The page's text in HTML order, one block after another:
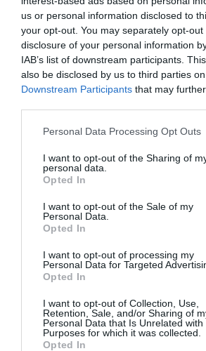
us or personal information disclosed to
your opt-out. You may separately opt-
disclosure of your personal information
IAB’s list of downstream participants.
also be disclosed by us to third parties
Downstream Participants that may
Personal Data Processing Opt Outs
I want to opt-out of the Sharing of
personal data.
Opted In
I want to opt-out of the Sale of my
Personal Data.
Opted In
I want to opt-out of processing my
Personal Data for Targeted
Opted In
I want to opt-out of Collection, Use,
Retention, Sale, and/or Sharing of
Personal Data that Is Unrelated with
Purposes for which it was collected.
Opted In
Yoann a commenté :
9
Saluons ce partage des bénéfices mais
bien/mieux de privilégier les pavillons
commenté :
Ouais comme ca on enrichie Ben
actionnaires, parce qu’is meritent
argent pour aller le mettre ailleurs…
Vous êtrs tellement raciste que vous
cogne c’est du faux patriotisme